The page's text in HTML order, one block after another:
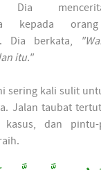
Dia
kepada
Dia berkata,
itu."
sering kali sulit
Jalan taubat
kasus, dan pintu-